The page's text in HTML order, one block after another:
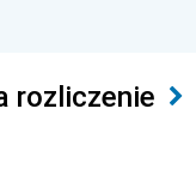
rozliczenie